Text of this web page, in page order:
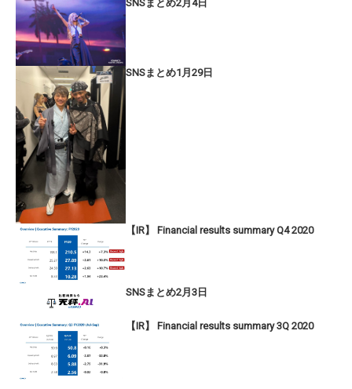
SNSまとめ2月4日
SNSまとめ1月29日
【IR】 Financial results summary Q4 2020
SNSまとめ2月3日
【IR】 Financial results summary 3Q 2020